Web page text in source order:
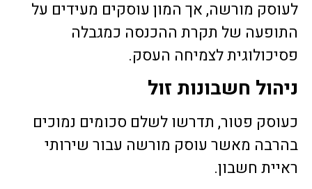
לעוסק מורשה, אך המון עוסקים מעידים על
התופעה של תקרת ההכנסה כמגבלה
פסיכולוגית לצמיחה העסק.
ניהול חשבונות זול
כעוסק פטור, תדרשו לשלם סכומים נמוכים
בהרבה מאשר עוסק מורשה עבור שירותי
ראיית חשבון.